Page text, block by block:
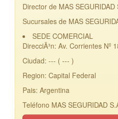
Director de MAS SEGURIDAD
Sucursales de MAS
SEDE COMERCIAL
DirecciÃ³n: Av. Corrientes Nº
Ciudad: --- ( --- )
Region: Capital Federal
Pais: Argentina
Teléfono MAS SEGURIDAD